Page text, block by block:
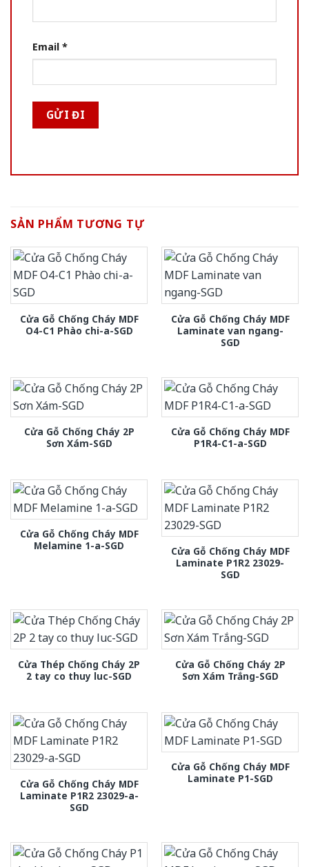
Email *
SẢN PHẨM TƯƠNG TỰ
Cửa Gỗ Chống Cháy MDF
O4-C1 Phào chi-a-SGD
Cửa Gỗ Chống Cháy MDF
Laminate van ngang-
SGD
Cửa Gỗ Chống Cháy 2P
Sơn Xám-SGD
Cửa Gỗ Chống Cháy MDF
P1R4-C1-a-SGD
Cửa Gỗ Chống Cháy MDF
Melamine 1-a-SGD
Cửa Gỗ Chống Cháy MDF
Laminate P1R2 23029-
SGD
Cửa Thép Chống Cháy 2P
2 tay co thuy luc-SGD
Cửa Gỗ Chống Cháy 2P
Sơn Xám Trắng-SGD
Cửa Gỗ Chống Cháy MDF
Laminate P1R2 23029-a-
SGD
Cửa Gỗ Chống Cháy MDF
Laminate P1-SGD